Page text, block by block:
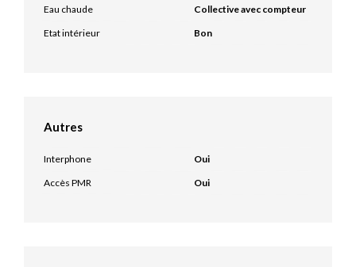
Eau chaude
Collective avec compteur
Etat intérieur
Bon
Autres
Interphone
Oui
Accès PMR
Oui